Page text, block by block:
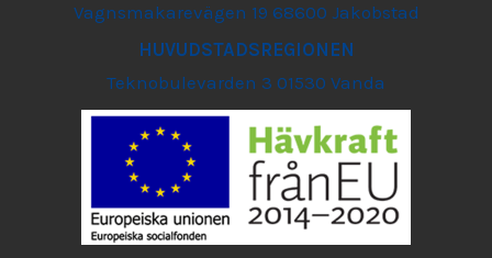
Vagnsmakarevägen 19 68600 Jakobstad
HUVUDSTADSREGIONEN
Teknobulevarden 3 01530 Vanda